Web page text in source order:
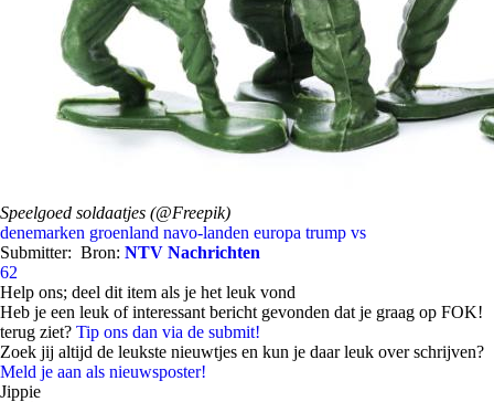
Speelgoed soldaatjes (@Freepik)
denemarken groenland navo-landen europa trump vs
Submitter: Bron: NTV Nachrichten
62
Help ons; deel dit item als je het leuk vond
Heb je een leuk of interessant bericht gevonden dat je graag op FOK!
terug ziet? Tip ons dan via de submit!
Zoek jij altijd de leukste nieuwtjes en kun je daar leuk over schrijven?
Meld je aan als nieuwsposter!
Jippie